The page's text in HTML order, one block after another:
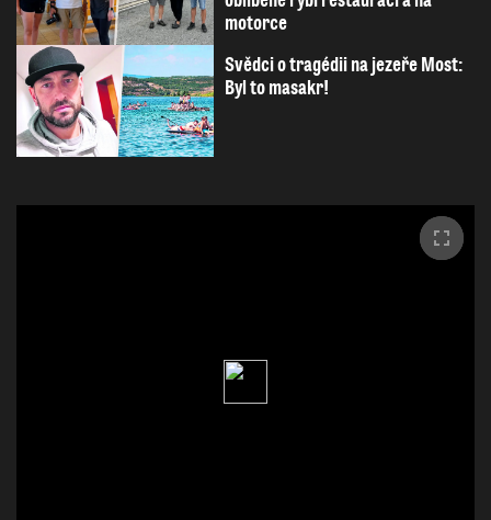
motorce
Svědci o tragédii na jezeře Most:
Byl to masakr!